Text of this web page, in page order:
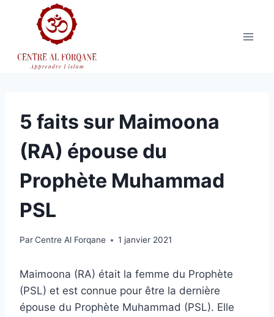
5 faits sur Maimoona
(RA) épouse du
Prophète Muhammad
PSL
ParCentre Al Forqane 1 janvier 2021
Maimoona (RA) était la femme du Prophète
(PSL) et est connue pour être la dernière
épouse du Prophète Muhammad (PSL). Elle